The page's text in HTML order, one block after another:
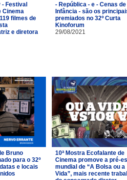
- Festival
Cinema
filmes de
e diretora
- República - e - Cenas de
Infância - são os
premiados no 32º Curta
Kinoforum
29/08/2021
Bruno
para o 32º
e locais
10ª Mostra Ecofalante de
Cinema promove a pré-
mundial de “A Bolsa ou a
Vida”, mais recente